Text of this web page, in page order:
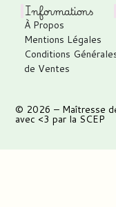
Informations
À Propos
Mentions Légales
Conditions
de Ventes
© 2026 – Maîtresse
avec <3 par la SCEP